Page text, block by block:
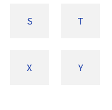
S T
X Y